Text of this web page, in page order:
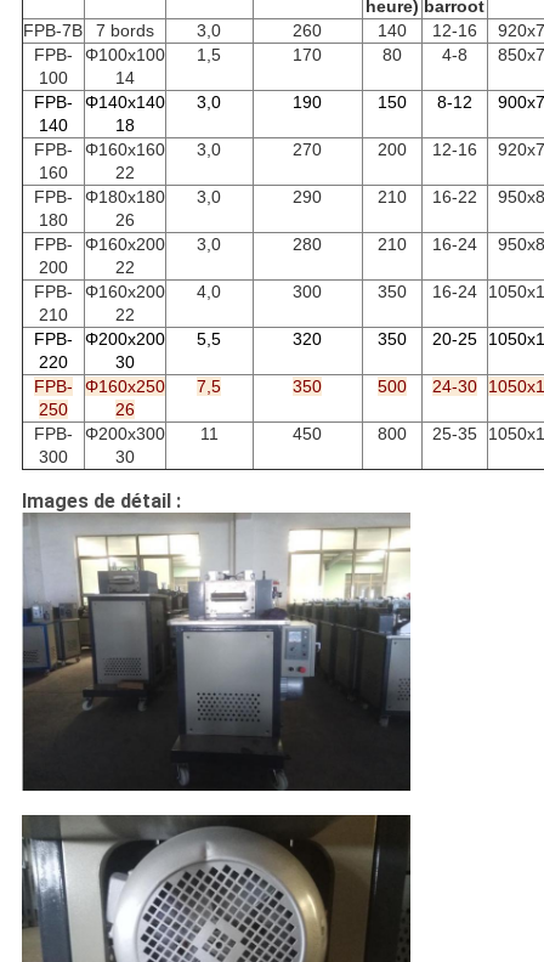
heure) barroot
FPB-7B
7 bords 3,0 260 140 12-16
FPB-
100
Φ100x100
14
1,5 170 80 4-8
FPB-
140
Φ140x140
18
3,0 190 150 8-12
FPB-
160
Φ160x160
22
3,0 270 200 12-16
FPB-
180
Φ180x180
26
3,0 290 210 16-22
FPB-
200
Φ160x200
22
3,0 280 210 16-24
FPB-
210
Φ160x200
22
4,0 300 350 16-24
FPB-
220
Φ200x200
30
5,5 320 350 20-25
FPB-
250
Φ160x250
26
7,5 350 500 24-30
FPB-
300
Φ200x300
30
11 450 800 25-35
Images de détail :